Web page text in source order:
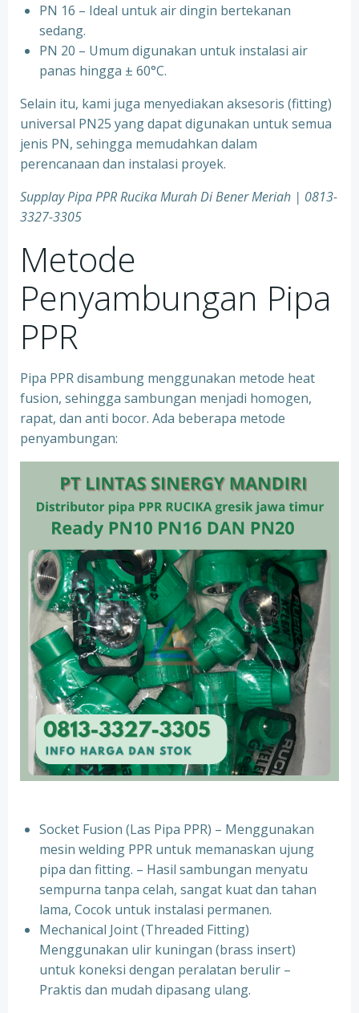
⁠PN 16 – Ideal untuk air dingin bertekanan
sedang.
⁠PN 20 – Umum digunakan untuk instalasi air
panas hingga ± 60°C.
Selain itu, kami juga menyediakan aksesoris (fitting)
universal PN25 yang dapat digunakan untuk semua
jenis PN, sehingga memudahkan dalam
perencanaan dan instalasi proyek.
Supplay Pipa PPR Rucika Murah Di Bener Meriah | 0813-
3327-3305
Metode
Penyambungan Pipa
PPR
Pipa PPR disambung menggunakan metode heat
fusion, sehingga sambungan menjadi homogen,
rapat, dan anti bocor. Ada beberapa metode
penyambungan:
Socket Fusion (Las Pipa PPR) – Menggunakan
mesin welding PPR untuk memanaskan ujung
pipa dan fitting. – Hasil sambungan menyatu
sempurna tanpa celah, sangat kuat dan tahan
lama, Cocok untuk instalasi permanen.
⁠Mechanical Joint (Threaded Fitting)
Menggunakan ulir kuningan (brass insert)
untuk koneksi dengan peralatan berulir –
Praktis dan mudah dipasang ulang.